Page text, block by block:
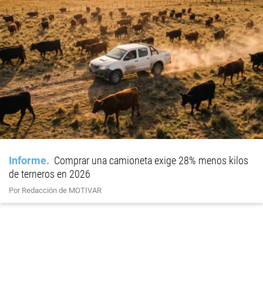
Informe
Comprar una camioneta exige 28% menos kilos
de terneros en 2026
Por Redacción de MOTIVAR